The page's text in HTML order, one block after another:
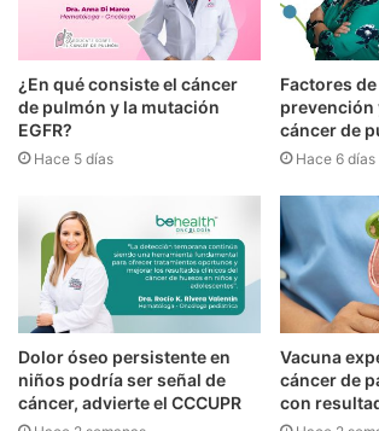
¿En qué consiste el cáncer
de pulmón y la mutación
EGFR?
Hace 5 días
Factores
prevención
cáncer de
Hace 6 días
Dolor óseo persistente en
niños podría ser señal de
cáncer, advierte el CCCUPR
Vacuna
cáncer de
con